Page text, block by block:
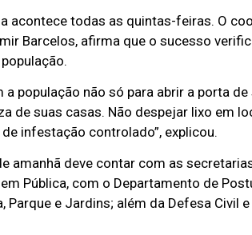
acontece todas as quintas-feiras. O
Barcelos, afirma que o sucesso
a população não só para abrir a porta
de suas casas. Não despejar lixo em
infestação controlado”, explicou.
amanhã deve contar com as
Pública, com o Departamento de
Parque e Jardins; além da Defesa Civil